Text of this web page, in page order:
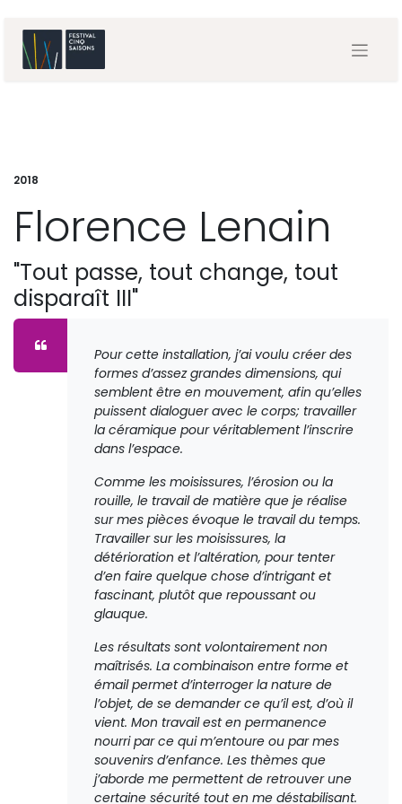
2018
Florence Lenain
"Tout passe, tout change, tout
disparaît III"
Pour cette installation, j’ai voulu créer des
formes d’assez grandes dimensions, qui
semblent être en mouvement, afin qu’elles
puissent dialoguer avec le corps; travailler
la céramique pour véritablement l’inscrire
dans l’espace.
Comme les moisissures, l’érosion ou la
rouille, le travail de matière que je réalise
sur mes pièces évoque le travail du temps.
Travailler sur les moisissures, la
détérioration et l’altération, pour tenter
d’en faire quelque chose d’intrigant et
fascinant, plutôt que repoussant ou
glauque.
Les résultats sont volontairement non
maîtrisés. La combinaison entre forme et
émail permet d’interroger la nature de
l’objet, de se demander ce qu’il est, d’où il
vient. Mon travail est en permanence
nourri par ce qui m’entoure ou par mes
souvenirs d’enfance. Les thèmes que
j’aborde me permettent de retrouver une
certaine sécurité tout en me déstabilisant.